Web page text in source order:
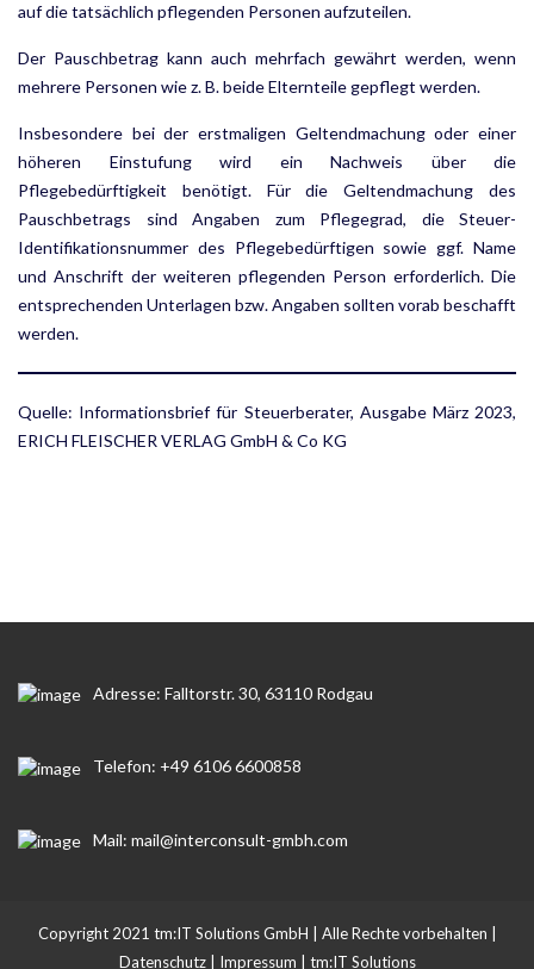
auf die tatsächlich pflegenden Personen aufzuteilen.
Der Pauschbetrag kann auch mehrfach gewährt werden, wenn
mehrere Personen wie z. B. beide Elternteile gepflegt werden.
Insbesondere bei der erstmaligen Geltendmachung oder einer
höheren Einstufung wird ein Nachweis über die
Pflegebedürftigkeit benötigt. Für die Geltendmachung des
Pauschbetrags sind Angaben zum Pflegegrad, die Steuer-
Identifikationsnummer des Pflegebedürftigen sowie ggf. Name
und Anschrift der weiteren pflegen­den Person erforderlich. Die
entsprechenden Unterlagen bzw. Angaben sollten vorab beschafft
werden.
Quelle: Informationsbrief für Steuerberater, Ausgabe März 2023,
ERICH FLEISCHER VERLAG GmbH & Co KG
Adresse: Falltorstr. 30, 63110 Rodgau
Telefon: +49 6106 6600858
Mail: mail@interconsult-gmbh.com
Copyright 2021 tm:IT Solutions GmbH | Alle Rechte vorbehalten |
Datenschutz| Impressum tm:IT Solutions